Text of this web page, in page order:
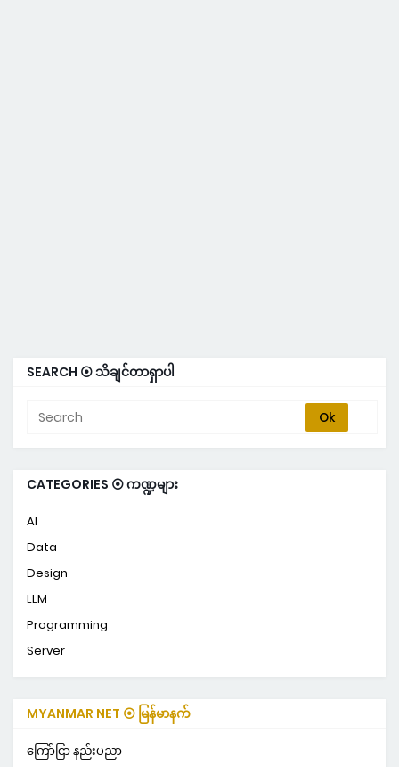
SEARCH ⦿ သိချင်တာရှာပါ
CATEGORIES ⦿ ကဏ္ဍများ
AI
Data
Design
LLM
Programming
Server
MYANMAR NET ⦿ မြန်မာနက်
ကြော်ငြာ နည်းပညာ